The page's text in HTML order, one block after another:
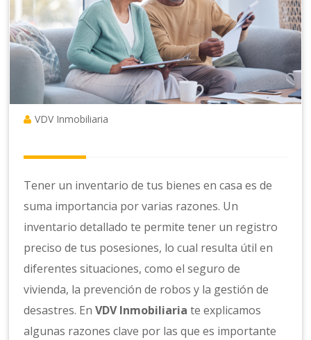
VDV Inmobiliaria
Tener un inventario de tus bienes en casa es de
suma importancia por varias razones. Un
inventario detallado te permite tener un registro
preciso de tus posesiones, lo cual resulta útil en
diferentes situaciones, como el seguro de
vivienda, la prevención de robos y la gestión de
desastres. EnVDV Inmobiliaria te explicamos
algunas razones clave por las que es importante